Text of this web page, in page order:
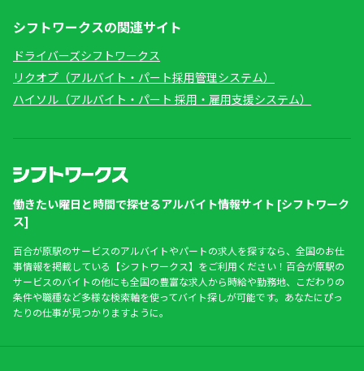
シフトワークスの関連サイト
ドライバーズシフトワークス
リクオプ（アルバイト・パート採用管理システム）
ハイソル（アルバイト・パート 採用・雇用支援システム）
働きたい曜日と時間で探せるアルバイト情報サイト [シフトワーク
ス]
百合が原駅のサービスのアルバイトやパートの求人を探すなら、全国のお仕
事情報を掲載している【シフトワークス】をご利用ください！百合が原駅の
サービスのバイトの他にも全国の豊富な求人から時給や勤務地、こだわりの
条件や職種など多様な検索軸を使ってバイト探しが可能です。あなたにぴっ
たりの仕事が見つかりますように。